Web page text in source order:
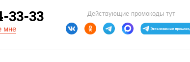
Действующие промокоды тут
33-33
мне